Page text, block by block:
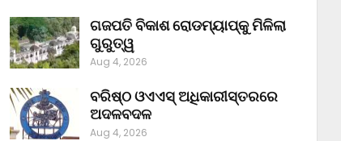
ଗଜପତି ବିକାଶ ରୋଡମ୍ୟାପ୍‌କୁ ମିଳିଲା
ଗୁରୁତ୍ୱ
Aug 4, 2026
ବରିଷ୍ଠ ଓଏଏସ୍‌ ଅଧିକାରୀସ୍ତରରେ
ଅଦଳବଦଳ
Aug 4, 2026